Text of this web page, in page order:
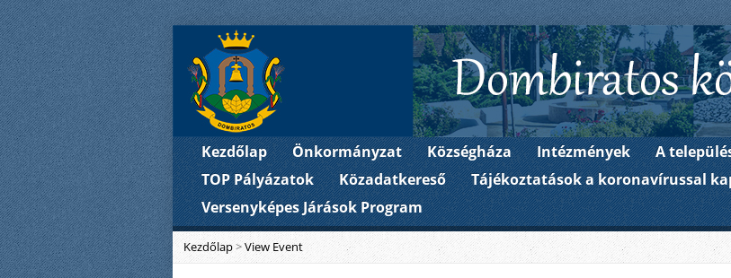
Dombiratos
Kezdőlap Önkormányzat Községháza Intézmények A
TOP Pályázatok
Közadatkereső Tájékoztatások a koronavírussal
Versenyképes Járások Program
Kezdőlap>View Event